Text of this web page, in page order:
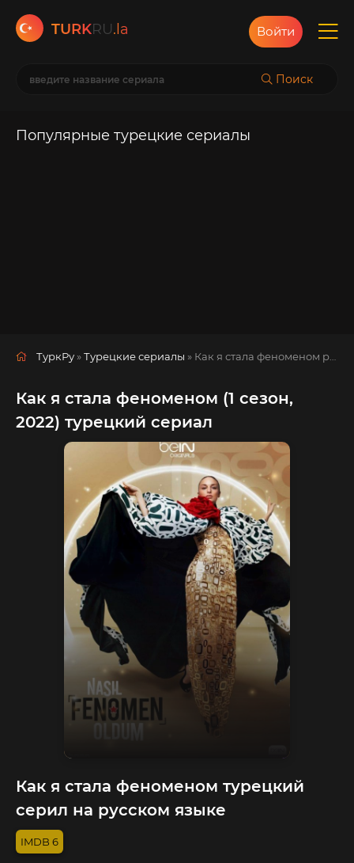
TURKRU.la
Поиск
Войти
Популярные турецкие сериалы
ТуркРу »Турецкие сериалы » Как я стала феноменом русская озвучка смотреть полностью онлайн!
Как я стала феноменом (1 сезон,
2022) турецкий сериал
Как я стала феноменом турецкий
серил на русском языке
6